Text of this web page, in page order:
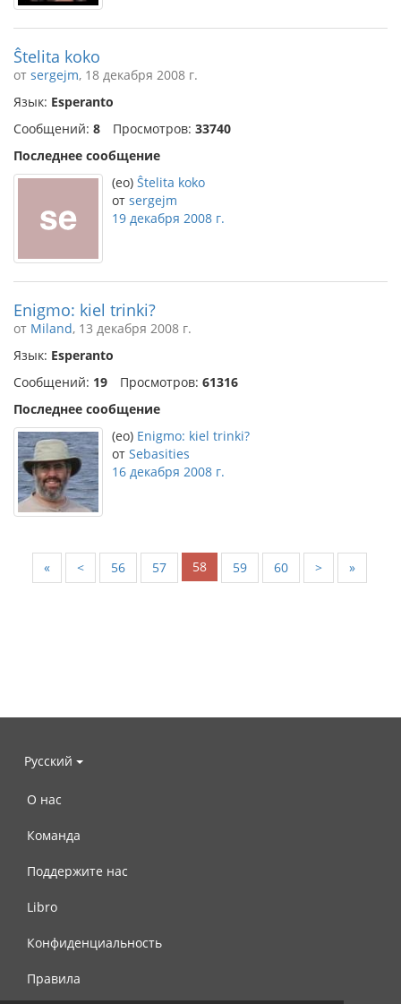
Ŝtelita koko
от sergejm, 18 декабря 2008 г.
Язык: Esperanto
Сообщений: 8 Просмотров: 33740
Последнее сообщение
(eo) Ŝtelita koko
от sergejm
19 декабря 2008 г.
Enigmo: kiel trinki?
от Miland, 13 декабря 2008 г.
Язык: Esperanto
Сообщений: 19 Просмотров: 61316
Последнее сообщение
(eo) Enigmo: kiel trinki?
от Sebasities
16 декабря 2008 г.
« < 56 57 58 59 60 > »
Русский
О нас
Команда
Поддержите нас
Libro
Конфиденциальность
Правила